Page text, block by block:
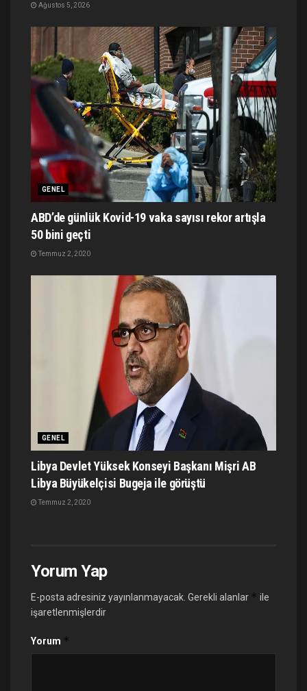
Ağustos 5, 2026
GENEL
ABD’de günlük Kovid-19 vaka sayısı rekor artışla
50 bini geçti
Temmuz 2, 2020
GENEL
Libya Devlet Yüksek Konseyi Başkanı Mişri AB
Libya Büyükelçisi Bugeja ile görüştü
Temmuz 2, 2020
Yorum Yap
E-posta adresiniz yayınlanmayacak. Gerekli alanlar * ile
işaretlenmişlerdir
Yorum *